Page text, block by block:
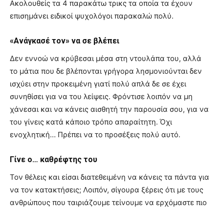
Ακολουθείς τα 4 παρακάτω τρικς τα οποία τα έχουν
επισημάνει ειδικοί ψυχολόγοι παρακαλώ πολύ.
«Ανάγκασέ τον» να σε βλέπει
Δεν εννοώ να κρύβεσαι μέσα στη ντουλάπα του, αλλά
το μάτια που δε βλέπονται γρήγορα λησμονιούνται δεν
ισχύει στην προκειμένη γιατί πολύ απλά δε σε έχει
συνηθίσει για να του λείψεις. Φρόντισε λοιπόν να μη
χάνεσαι και να κάνεις αισθητή την παρουσία σου, για να
του γίνεις κατά κάποιο τρόπο απαραίτητη. Όχι
ενοχλητική… Πρέπει να το προσέξεις πολύ αυτό.
Γίνε ο… καθρέφτης του
Τον θέλεις και είσαι διατεθειμένη να κάνεις τα πάντα για
να τον κατακτήσεις; Λοιπόν, σίγουρα ξέρεις ότι με τους
ανθρώπους που ταιριάζουμε τείνουμε να ερχόμαστε πιο